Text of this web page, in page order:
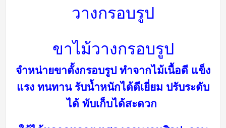
วางกรอบรูป
ขาไม้วางกรอบรูป
จำหน่ายขาตั้งกรอบรูป ทำจากไม้เนื้อดี แข็ง
แรง ทนทาน รับน้ำหนักได้ดีเยี่ยม ปรับระดับ
ได้ พับเก็บได้สะดวก